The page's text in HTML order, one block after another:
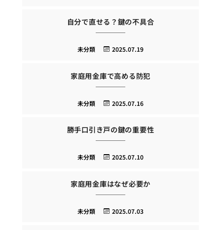
自分で直せる？鍵の不具合
2025.07.19
未分類
家庭用金庫で高める防犯
2025.07.16
未分類
勝手口引き戸の鍵の重要性
2025.07.10
未分類
家庭用金庫はなぜ必要か
2025.07.03
未分類